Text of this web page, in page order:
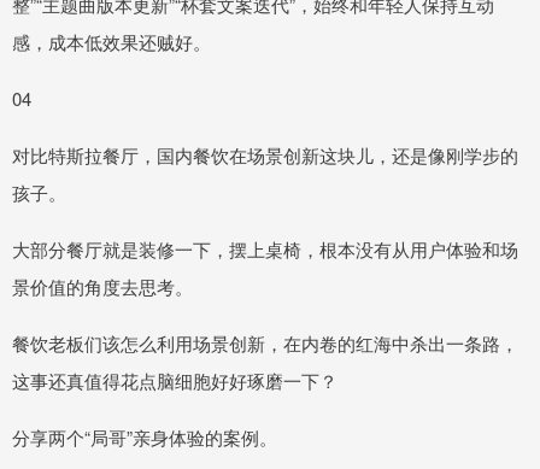
感，成本低效果还贼好。
04
对比特斯拉餐厅，国内餐饮在场景创新这块儿，还是像刚学步的
孩子。
大部分餐厅就是装修一下，摆上桌椅，根本没有从用户体验和场
景价值的角度去思考。
餐饮老板们该怎么利用场景创新，在内卷的红海中杀出一条路，
这事还真值得花点脑细胞好好琢磨一下？
分享两个“局哥”亲身体验的案例。